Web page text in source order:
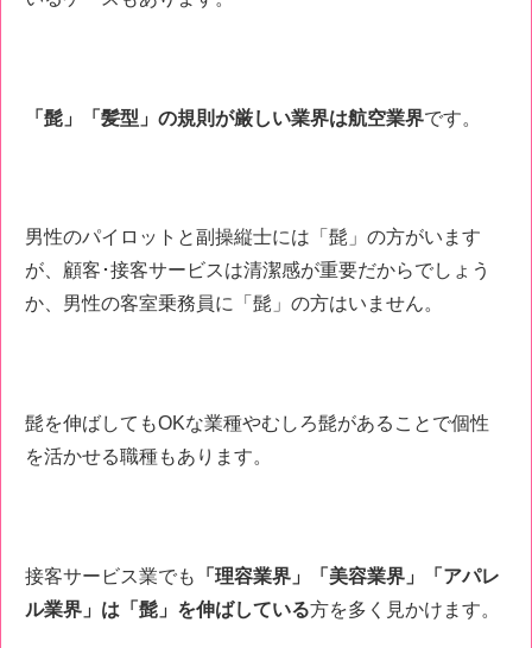
「髭」「髪型」の規則が厳しい業界は航空業界です。
男性のパイロットと副操縦士には「髭」の方がいます
が、顧客･接客サービスは清潔感が重要だからでしょう
か、男性の客室乗務員に「髭」の方はいません。
髭を伸ばしてもOKな業種やむしろ髭があることで個性
を活かせる職種もあります。
接客サービス業でも
「理容業界」「美容業界」「アパレ
ル業界」は「髭」を伸ばしている方を多く見かけます。